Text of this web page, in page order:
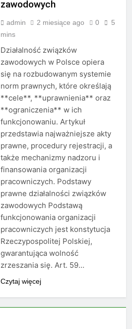
zawodowych
admin 2 miesiące ago 0
5
mins
Działalność związków
zawodowych w Polsce opiera
się na rozbudowanym systemie
norm prawnych, które określają
**cele**, **uprawnienia** oraz
**ograniczenia** w ich
funkcjonowaniu. Artykuł
przedstawia najważniejsze akty
prawne, procedury rejestracji, a
także mechanizmy nadzoru i
finansowania organizacji
pracowniczych. Podstawy
prawne działalności związków
zawodowych Podstawą
funkcjonowania organizacji
pracowniczych jest konstytucja
Rzeczypospolitej Polskiej,
gwarantująca wolność
zrzeszania się. Art. 59…
Czytaj więcej